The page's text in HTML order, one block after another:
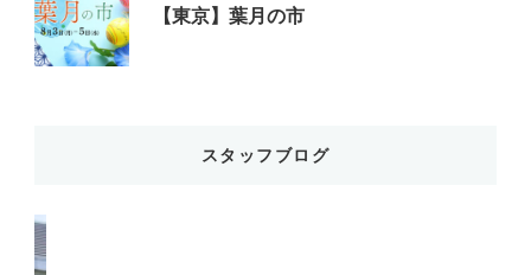
【東京】葉月の市
スタッフブログ